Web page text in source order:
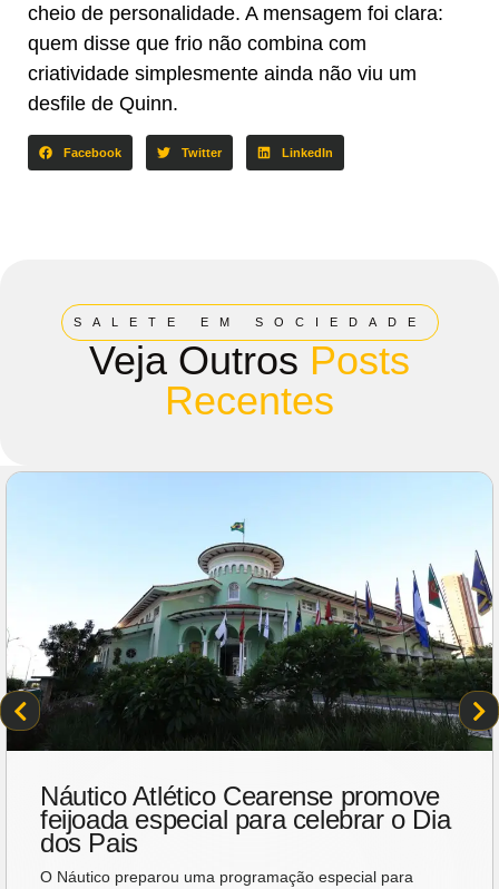
cheio de personalidade. A mensagem foi clara:
quem disse que frio não combina com
criatividade simplesmente ainda não viu um
desfile de Quinn.
Facebook Twitter LinkedIn
SALETE EM SOCIEDADE
Veja Outros Posts
Recentes
Náutico Atlético Cearense promove
feijoada especial para celebrar o Dia
dos Pais
O Náutico preparou uma programação especial para